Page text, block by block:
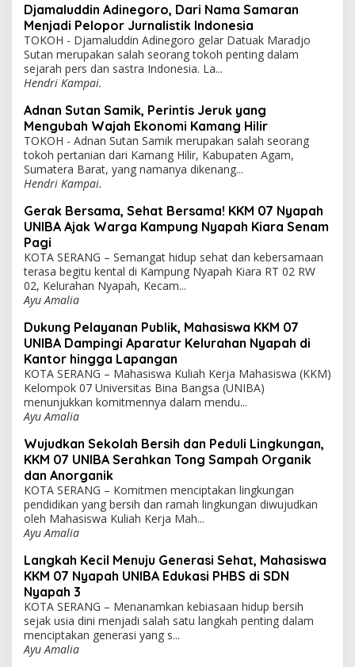
Djamaluddin Adinegoro, Dari Nama Samaran
Menjadi Pelopor Jurnalistik Indonesia
TOKOH - Djamaluddin Adinegoro gelar Datuak Maradjo
Sutan merupakan salah seorang tokoh penting dalam
sejarah pers dan sastra Indonesia. La...
Hendri Kampai.
Adnan Sutan Samik, Perintis Jeruk yang
Mengubah Wajah Ekonomi Kamang Hilir
TOKOH - Adnan Sutan Samik merupakan salah seorang
tokoh pertanian dari Kamang Hilir, Kabupaten Agam,
Sumatera Barat, yang namanya dikenang...
Hendri Kampai.
Gerak Bersama, Sehat Bersama! KKM 07 Nyapah
UNIBA Ajak Warga Kampung Nyapah Kiara Senam
Pagi
KOTA SERANG – Semangat hidup sehat dan kebersamaan
terasa begitu kental di Kampung Nyapah Kiara RT 02 RW
02, Kelurahan Nyapah, Kecam...
Ayu Amalia
Dukung Pelayanan Publik, Mahasiswa KKM 07
UNIBA Dampingi Aparatur Kelurahan Nyapah di
Kantor hingga Lapangan
KOTA SERANG – Mahasiswa Kuliah Kerja Mahasiswa (KKM)
Kelompok 07 Universitas Bina Bangsa (UNIBA)
menunjukkan komitmennya dalam mendu...
Ayu Amalia
Wujudkan Sekolah Bersih dan Peduli Lingkungan,
KKM 07 UNIBA Serahkan Tong Sampah Organik
dan Anorganik
KOTA SERANG – Komitmen menciptakan lingkungan
pendidikan yang bersih dan ramah lingkungan diwujudkan
oleh Mahasiswa Kuliah Kerja Mah...
Ayu Amalia
Langkah Kecil Menuju Generasi Sehat, Mahasiswa
KKM 07 Nyapah UNIBA Edukasi PHBS di SDN
Nyapah 3
KOTA SERANG – Menanamkan kebiasaan hidup bersih
sejak usia dini menjadi salah satu langkah penting dalam
menciptakan generasi yang s...
Ayu Amalia